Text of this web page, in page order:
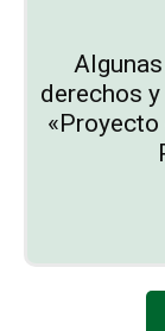
derechos